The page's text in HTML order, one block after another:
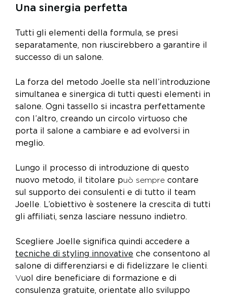
Una sinergia perfetta
Tutti gli elementi della formula, se presi
separatamente, non riuscirebbero a garantire il
successo di un salone.
La forza del metodo Joelle sta nell’introduzione
simultanea e sinergica di tutti questi elementi in
salone. Ogni tassello si incastra perfettamente
con l’altro, creando un circolo virtuoso che
porta il salone a cambiare e ad evolversi in
meglio.
Lungo il processo di introduzione di questo
nuovo metodo, il titolare può sempre contare
sul supporto dei consulenti e di tutto il team
Joelle. L’obiettivo è sostenere la crescita di tutti
gli affiliati, senza lasciare nessuno indietro.
Scegliere Joelle significa quindi accedere a
tecniche di styling innovative che consentono al
salone di differenziarsi e di fidelizzare le clienti.
Vuol dire beneficiare di formazione e di
consulenza gratuite, orientate allo sviluppo